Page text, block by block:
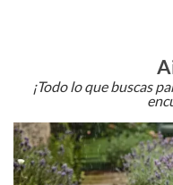
¡Todo lo que buscas